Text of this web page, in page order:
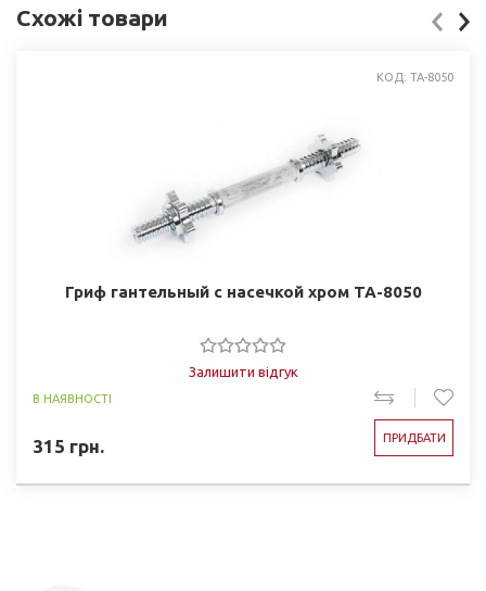
Схожі товари
КОД: TA-8050
Гриф гантельный с насечкой хром TA-8050
Залишити відгук
В НАЯВНОСТІ
315 грн. ПРИДБАТИ